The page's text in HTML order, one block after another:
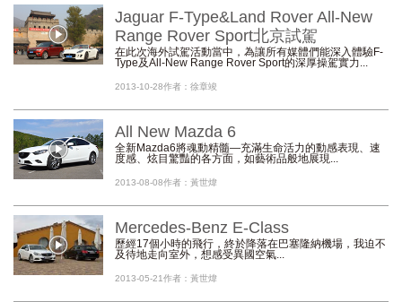
Jaguar F-Type&Land Rover All-New
Range Rover Sport北京試駕
在此次海外試駕活動當中，為讓所有媒體們能深入體驗F-
Type及All-New Range Rover Sport的深厚操駕實力...
2013-10-28作者：徐章竣
All New Mazda 6
全新Mazda6將魂動精髓—充滿生命活力的動感表現、速
度感、炫目驚豔的各方面，如藝術品般地展現...
2013-08-08作者：黃世煒
Mercedes-Benz E-Class
歷經17個小時的飛行，終於降落在巴塞隆納機場，我迫不
及待地走向室外，想感受異國空氣...
2013-05-21作者：黃世煒